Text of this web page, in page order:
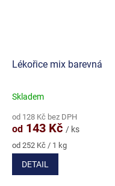
Lékořice mix barevná
Průměrné
produktu
je
4,9
z
hvězdiček.
Skladem
od 128 Kč bez DPH
od 143 Kč / ks
Měrná
cena:
od 252 Kč / 1 kg
DETAIL